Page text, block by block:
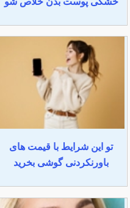
تو این شرایط با قیمت های
باورنکردنی گوشی بخرید